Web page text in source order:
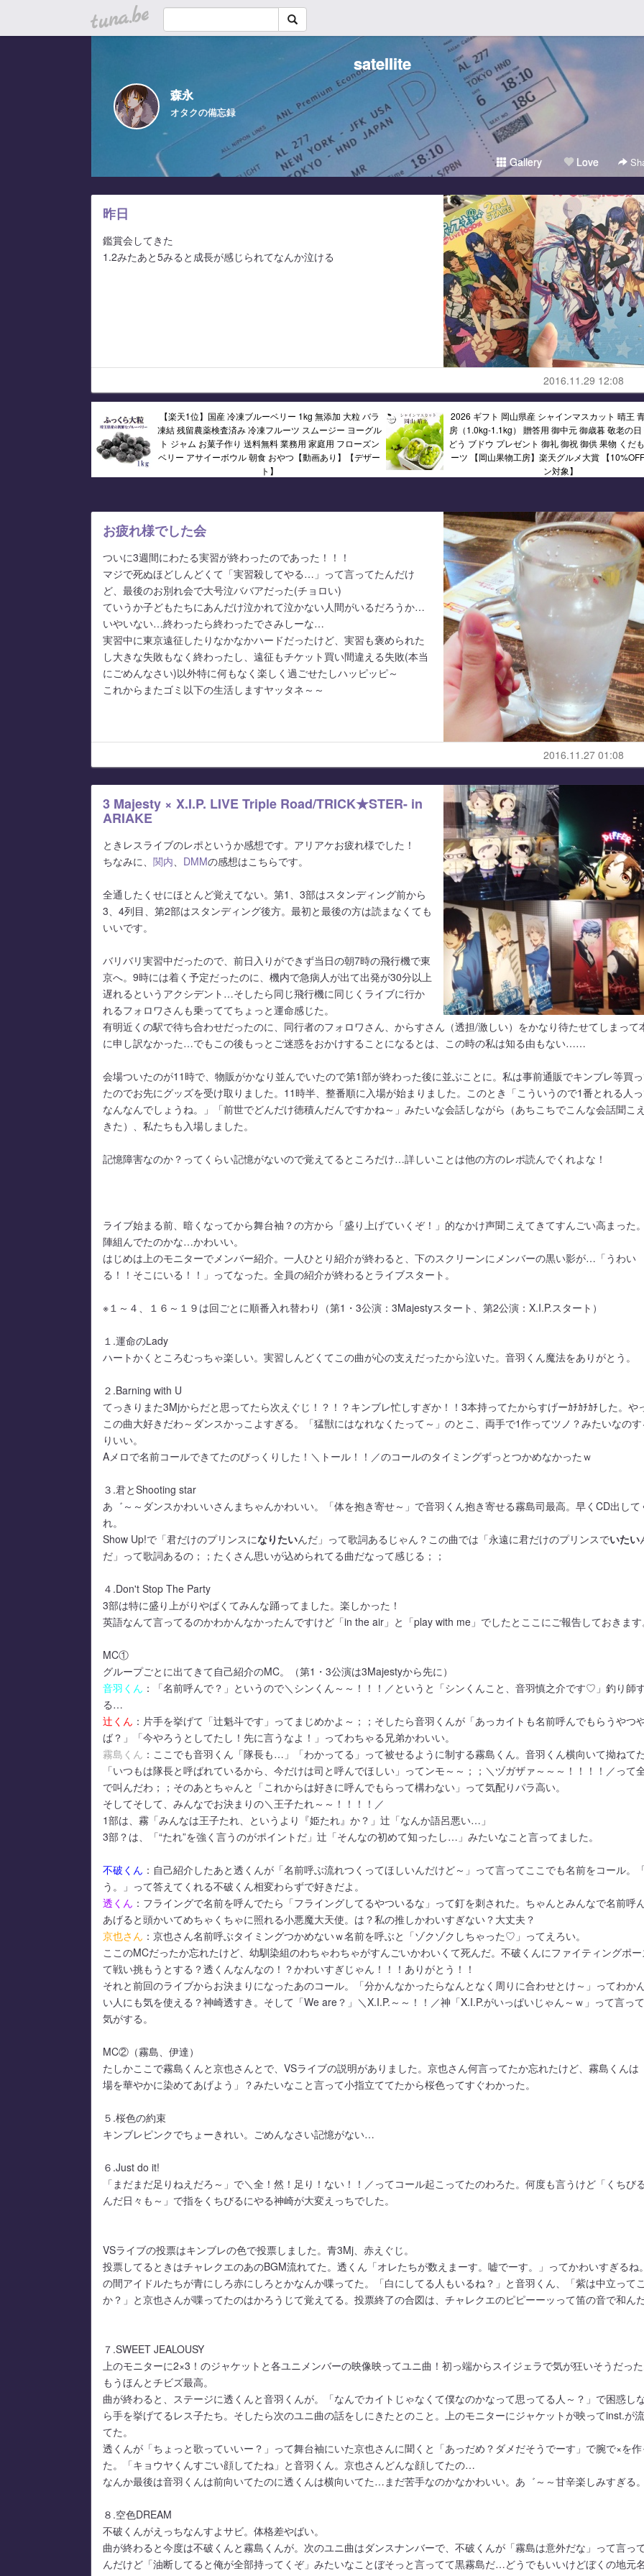
tuna.be
satellite
森永
オタクの備忘録
Gallery Love
昨日
鑑賞会してきた
1.2みたあと5みると成長が感じられてなんか泣ける
2016.11.29 12:08
【楽天1位】国産 冷凍ブルーベリー 1kg 無添加 大粒 バラ
凍結 残留農薬検査済み 冷凍フルーツ スムージー ヨーグル
ト ジャム お菓子作り 送料無料 業務用 家庭用 フローズン
ベリー アサイーボウル 朝食 おやつ【動画あり】【デザー
ト】
2026 ギフト 岡山県産 シャインマスカット 晴王
房（1.0kg-1.1kg） 贈答用 御中元 御歳暮 敬老の日
どう ブドウ プレゼント 御礼 御祝 御供 果物 くだ
ーツ 【岡山果物工房】楽天グルメ大賞 【
ン対象】
お疲れ様でした会
ついに3週間にわたる実習が終わったのであった！！！
マジで死ぬほどしんどくて「実習殺してやる…」って言ってたんだけ
ど、最後のお別れ会で大号泣ババアだった(チョロい)
ていうか子どもたちにあんだけ泣かれて泣かない人間がいるだろうか…
いやいない…終わったら終わったでさみしーな…
実習中に東京遠征したりなかなかハードだったけど、実習も褒められた
し大きな失敗もなく終わったし、遠征もチケット買い間違える失敗(本当
にごめんなさい)以外特に何もなく楽しく過ごせたしハッピッピ～
これからまたゴミ以下の生活しますヤッタネ～～
2016.11.27 01:08
3 Majesty × X.I.P. LIVE Triple Road/TRICK★STER- in
ARIAKE
ときレスライブのレポというか感想です。アリアケお疲れ様でした！
ちなみに、 関内、 DMMの感想はこちらです。
全通したくせにほとんど覚えてない。第1、3部はスタンディング前から
3、4列目、第2部はスタンディング後方。最初と最後の方は読まなくても
いいです。
バリバリ実習中だったので、前日入りができず当日の朝7時の飛行機で東
京へ。9時には着く予定だったのに、機内で急病人が出て出発が30分以上
遅れるというアクシデント…そしたら同じ飛行機に同じくライブに行か
れるフォロワさんも乗っててちょっと運命感じた。
有明近くの駅で待ち合わせだったのに、同行者のフォロワさん、からすさん（透担/激しい）をかなり待たせてしまって
に申し訳なかった…でもこの後もっとご迷惑をおかけすることになるとは、この時の私は知る由もない……
会場ついたのが11時で、物販がかなり並んでいたので第1部が終わった後に並ぶことに。私は事前通販でキンブレ等買
たのでお先にグッズを受け取りました。11時半、整番順に入場が始まりました。このとき「こういうので1番とれる人
なんなんでしょうね。」「前世でどんだけ徳積んだんですかね～」みたいな会話しながら（あちこちでこんな会話聞こ
きた）、私たちも入場しました。
記憶障害なのか？ってくらい記憶がないので覚えてるところだけ…詳しいことは他の方のレポ読んでくれよな！
ライブ始まる前、暗くなってから舞台袖？の方から「盛り上げていくぞ！」的なかけ声聞こえてきてすんごい高まった
陣組んでたのかな…かわいい。
はじめは上のモニターでメンバー紹介。一人ひとり紹介が終わると、下のスクリーンにメンバーの黒い影が…「うわい
る！！そこにいる！！」ってなった。全員の紹介が終わるとライブスタート。
※１～４、１６～１９は回ごとに順番入れ替わり（第1・3公演：3Majestyスタート、第2公演：X.I.P.スタート）
１.運命のLady
ハートかくところむっちゃ楽しい。実習しんどくてこの曲が心の支えだったから泣いた。音羽くん魔法をありがとう。
２.Barning with U
てっきりまた3Mjからだと思ってたら次えぐじ！？！？キンブレ忙しすぎか！！3本持ってたからすげーｶﾁｶﾁｶﾁした。や
この曲大好きだわ～ダンスかっこよすぎる。「猛獣にはなれなくたって～」のとこ、両手で1作ってツノ？みたいなのす
りいい。
Aメロで名前コールできてたのびっくりした！＼トール！！／のコールのタイミングずっとつかめなかったｗ
３.君とShooting star
あ゛～～ダンスかわいいさんまちゃんかわいい。「体を抱き寄せ～」で音羽くん抱き寄せる霧島司最高。早くCD出して
れ。
Show Up!で「君だけのプリンスになりたいんだ」って歌詞あるじゃん？この曲では「永遠に君だけのプリンスでいたい
だ」って歌詞あるの；；たくさん思いが込められてる曲だなって感じる；；
４.Don't Stop The Party
3部は特に盛り上がりやばくてみんな踊ってました。楽しかった！
英語なんて言ってるのかわかんなかったんですけど「in the air」と「play with me」でしたとここにご報告しておきます
MC①
グループごとに出てきて自己紹介のMC。（第1・3公演は3Majestyから先に）
音羽くん ：「名前呼んで？」というので＼シンくん～～！！！／というと「シンくんこと、音羽慎之介です♡」釣り師
る…
辻くん ：片手を挙げて「辻魁斗です」ってまじめかよ～；；そしたら音羽くんが「あっカイトも名前呼んでもらうやつ
ば？」「今やろうとしてたし！先に言うなよ！」ってわちゃる兄弟かわいい。
霧島くん ：ここでも音羽くん「隊長も…」「わかってる」って被せるように制する霧島くん。音羽くん横向いて拗ねてた
「いつもは隊長と呼ばれているから、今だけは司と呼んでほしい」ってンモ～～；；＼ヅガザァ～～～！！！！／って
で叫んだわ；；そのあとちゃんと「これからは好きに呼んでもらって構わない」って気配りパラ高い。
そしてそして、みんなでお決まりの＼王子たれ～～！！！！／
1部は、霧「みんなは王子たれ、というより『姫たれ』か？」辻「なんか語呂悪い…」
3部？は、「“たれ”を強く言うのがポイントだ」辻「そんなの初めて知ったし…」みたいなこと言ってました。
不破くん ：自己紹介したあと透くんが「名前呼ぶ流れつくってほしいんだけど～」って言ってここでも名前をコール。
う。」って答えてくれる不破くん相変わらずで好きだよ。
透くん ：フライングで名前を呼んでたら「フライングしてるやついるな」って釘を刺された。ちゃんとみんなで名前呼
あげると頭かいてめちゃくちゃに照れる小悪魔大天使。は？私の推しかわいすぎない？大丈夫？
京也さん ：京也さん名前呼ぶタイミングつかめないｗ名前を呼ぶと「ゾクゾクしちゃった♡」ってえろい。
ここのMCだったか忘れたけど、幼馴染組のわちゃわちゃがすんごいかわいくて死んだ。不破くんにファイティングポー
て戦い挑もうとする？透くんなんなの！？かわいすぎじゃん！！！ありがとう！！
それと前回のライブからお決まりになったあのコール。「分かんなかったらなんとなく周りに合わせとけ～」ってわか
い人にも気を使える？神崎透すき。そして「We are？」＼X.I.P.～～！！／神「X.I.P.がいっぱいじゃん～ｗ」って言っ
気がする。
MC②（霧島、伊達）
たしかここで霧島くんと京也さんとで、VSライブの説明がありました。京也さん何言ってたか忘れたけど、霧島くんは
場を華やかに染めてあげよう」？みたいなこと言って小指立ててたから桜色ってすぐわかった。
５.桜色の約束
キンブレピンクでちょーきれい。ごめんなさい記憶がない…
６.Just do it!
「まだまだ足りねえだろ～」で＼全！然！足り！ない！！／ってコール起こってたのわろた。何度も言うけど「くちび
んだ日々も～」で指をくちびるにやる神崎が大変えっちでした。
VSライブの投票はキンブレの色で投票しました。青3Mj、赤えぐじ。
投票してるときはチャレクエのあのBGM流れてた。透くん「オレたちが数えまーす。嘘でーす。」ってかわいすぎるね
の間アイドルたちが青にしろ赤にしろとかなんか喋ってた。「白にしてる人もいるね？」と音羽くん、「紫は中立って
か？」と京也さんが喋ってたのはかろうじて覚えてる。投票終了の合図は、チャレクエのピピーーッって笛の音で和んだ
７.SWEET JEALOUSY
上のモニターに2×3！のジャケットと各ユニメンバーの映像映ってユニ曲！初っ端からスイジェラで気が狂いそうだった
もうほんとチビズ最高。
曲が終わると、ステージに透くんと音羽くんが。「なんでカイトじゃなくて僕なのかなって思ってる人～？」で困惑し
ら手を挙げてるレス子たち。そしたら次のユニ曲の話をしにきたとのこと。上のモニターにジャケットが映ってinst.が
てた。
透くんが「ちょっと歌っていいー？」って舞台袖にいた京也さんに聞くと「あっだめ？ダメだそうでーす」で腕で×を作
た。「キョウヤくんすごい顔してたね」と音羽くん。京也さんどんな顔してたの…
なんか最後は音羽くんは前向いてたのに透くんは横向いてた…まだ苦手なのかなかわいい。あ゛～～甘辛楽しみすぎる。
８.空色DREAM
不破くんがえっちなんすよサビ。体格差やばい。
曲が終わると今度は不破くんと霧島くんが。次のユニ曲はダンスナンバーで、不破くんが「霧島は意外だな」って言っ
んだけど「油断してると俺が全部持ってくぞ」みたいなことぼそっと言ってて黒霧島だ…どうでもいいけどぼくの地元